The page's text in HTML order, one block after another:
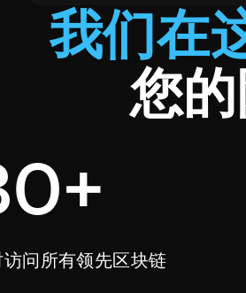
我们在
您
访问所有领先区块链